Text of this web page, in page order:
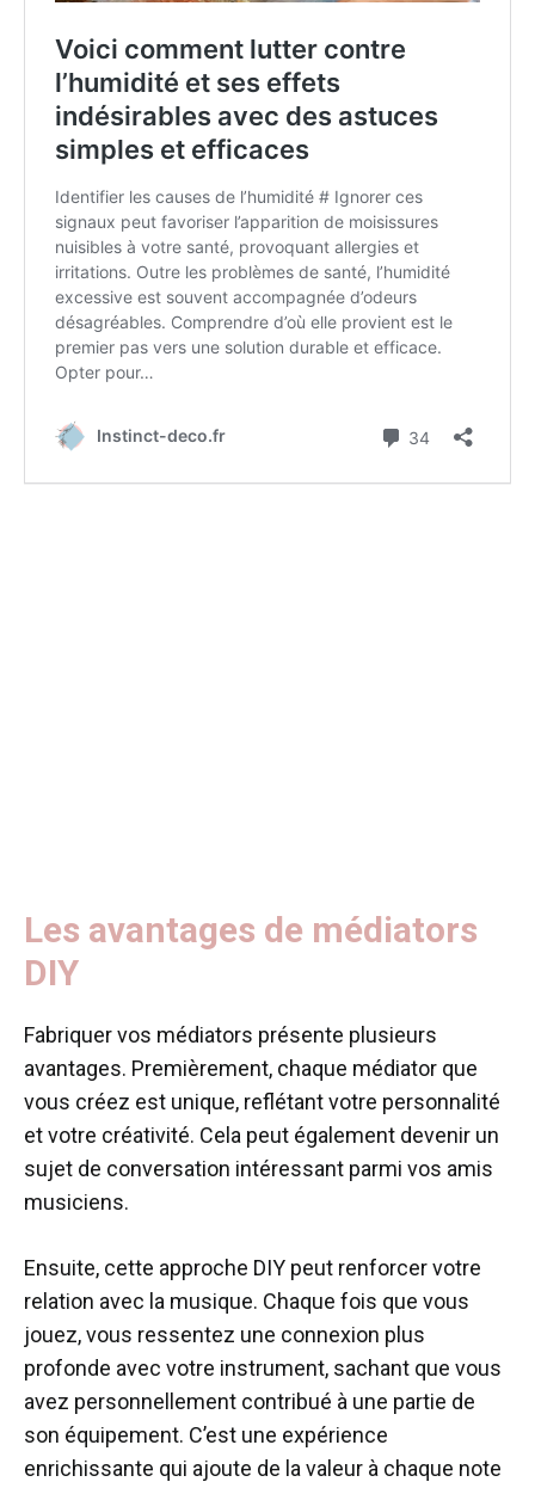
Les avantages de médiators
DIY
Fabriquer vos médiators présente plusieurs
avantages. Premièrement, chaque médiator que
vous créez est unique, reflétant votre personnalité
et votre créativité. Cela peut également devenir un
sujet de conversation intéressant parmi vos amis
musiciens.
Ensuite, cette approche DIY peut renforcer votre
relation avec la musique. Chaque fois que vous
jouez, vous ressentez une connexion plus
profonde avec votre instrument, sachant que vous
avez personnellement contribué à une partie de
son équipement. C’est une expérience
enrichissante qui ajoute de la valeur à chaque note